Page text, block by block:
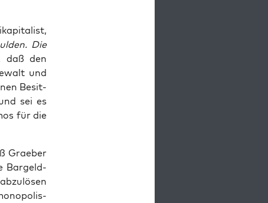
Die
daß den
und
Besit­
sei es
für die
Grae­ber
Bar­geld­